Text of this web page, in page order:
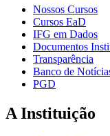
Nossos Cursos
Cursos EaD
IFG em Dados
Documentos
Transparência
Banco de
PGD
A Instituição